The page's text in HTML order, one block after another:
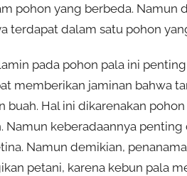
pohon yang berbeda.
terdapat dalam satu pohon
pada pohon pala ini
memberikan jaminan bahwa
buah. Hal ini dikarenakan
Namun keberadaannya
Namun demikian,
petani, karena kebun pala